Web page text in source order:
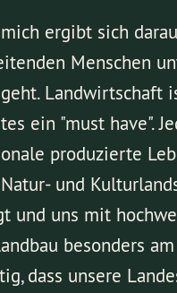
ergibt sich
Menschen
Landwirtschaft
ein "must have".
produzierte
und
und uns mit
besonders
dass unsere